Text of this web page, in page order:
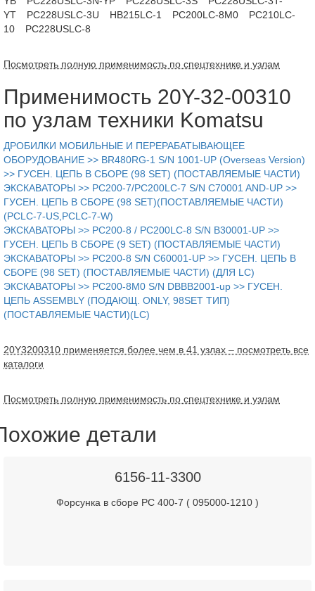
YT
PC228USLC-3U HB215LC-1 PC200LC-8M0
PC210LC-
10
PC228USLC-8
Посмотреть полную применимость по спецтехнике и узлам
Применимость 20Y-32-00310
по узлам техники Komatsu
ДРОБИЛКИ МОБИЛЬНЫЕ И ПЕРЕРАБАТЫВАЮЩЕЕ
ОБОРУДОВАНИЕ >> BR480RG-1 S/N 1001-UP (Overseas Version)
>> ГУСЕН. ЦЕПЬ В СБОРЕ (98 SET) (ПОСТАВЛЯЕМЫЕ ЧАСТИ)
ЭКСКАВАТОРЫ >> PC200-7/PC200LC-7 S/N C70001 AND-UP >>
ГУСЕН. ЦЕПЬ В СБОРЕ (98 SET)(ПОСТАВЛЯЕМЫЕ ЧАСТИ)
(PCLC-7-US,PCLC-7-W)
ЭКСКАВАТОРЫ >> PC200-8 / PC200LC-8 S/N B30001-UP >>
ГУСЕН. ЦЕПЬ В СБОРЕ (9 SET) (ПОСТАВЛЯЕМЫЕ ЧАСТИ)
ЭКСКАВАТОРЫ >> PC200-8 S/N C60001-UP >> ГУСЕН. ЦЕПЬ В
СБОРЕ (98 SET) (ПОСТАВЛЯЕМЫЕ ЧАСТИ) (ДЛЯ LC)
ЭКСКАВАТОРЫ >> PC200-8M0 S/N DBBB2001-up >> ГУСЕН.
ЦЕПЬ ASSEMBLY (ПОДАЮЩ. ONLY, 98SET ТИП)
(ПОСТАВЛЯЕМЫЕ ЧАСТИ)(LC)
20Y3200310 применяется более чем в 41 узлах – посмотреть все
каталоги
Посмотреть полную применимость по спецтехнике и узлам
детали
6156-11-3300
Форсунка в сборе PC 400-7 ( 095000-1210 )